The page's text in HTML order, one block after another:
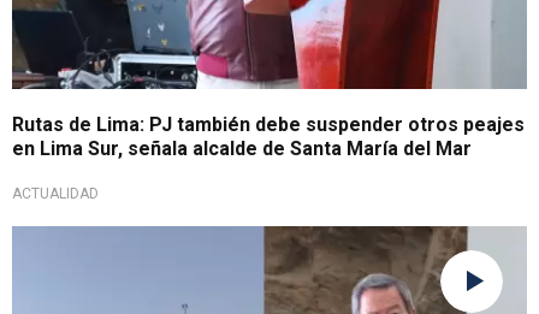
Rutas de Lima: PJ también debe suspender otros peajes
en Lima Sur, señala alcalde de Santa María del Mar
ACTUALIDAD